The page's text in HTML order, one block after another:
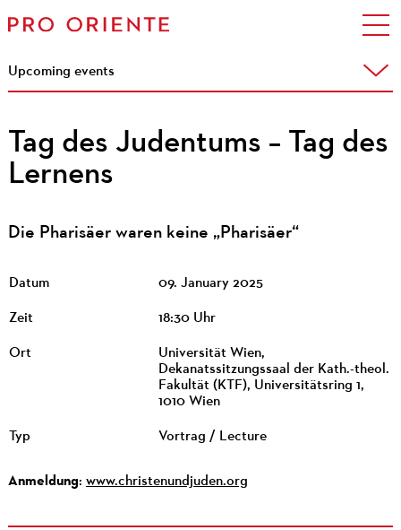
Upcoming events
Tag des Judentums – Tag des
Lernens
Die Pharisäer waren keine „Pharisäer“
Datum 09. January 2025
Zeit 18:30 Uhr
Ort
Universität Wien,
Dekanatssitzungssaal der Kath.-theol.
Fakultät (KTF), Universitätsring 1,
1010 Wien
Typ Vortrag / Lecture
Anmeldung: www.christenundjuden.org